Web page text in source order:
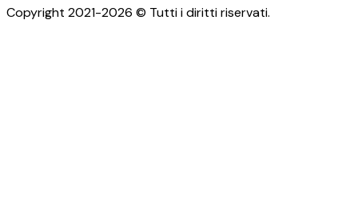
Copyright 2021-2026 © Tutti i diritti riservati.